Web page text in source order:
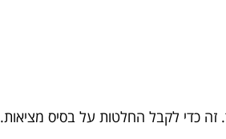
כדי לקבל החלטות על בסיס מציאות.